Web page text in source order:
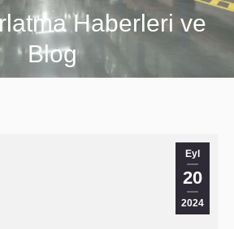
Haberleri ve
Blog
You are here:
Eyl
20
2024